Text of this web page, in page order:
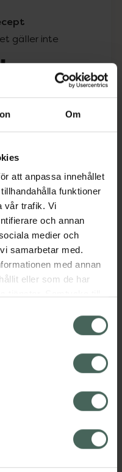
Om
att anpassa innehållet
funktioner
vår trafik. Vi
och annan
medier och
samarbetar med.
med annan
eller som de har
samtycke påverkar inte
innan återkallelsen.
gäller inte
kr
hittar oss från Skåne i
det vårt uppdrag att